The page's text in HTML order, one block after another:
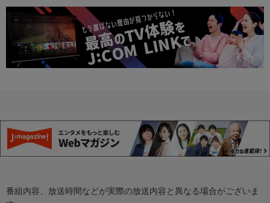
番組内容、放送時間などが実際の放送内容と異なる場合がございま